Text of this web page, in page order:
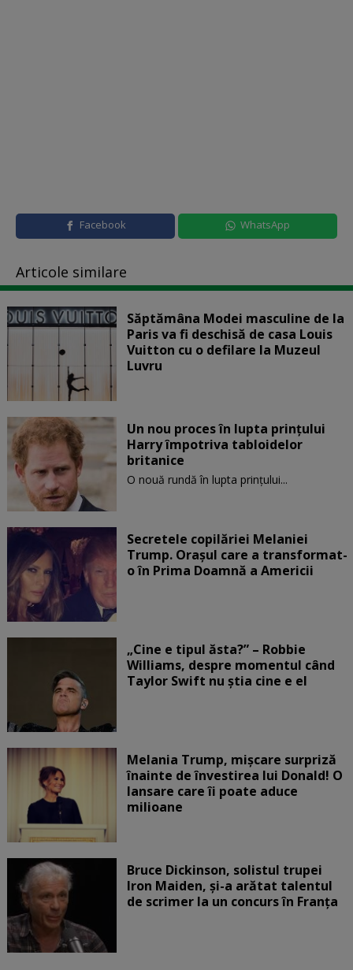
Facebook WhatsApp
Articole similare
Săptămâna Modei masculine de la
Paris va fi deschisă de casa Louis
Vuitton cu o defilare la Muzeul
Luvru
Un nou proces în lupta prinţului
Harry împotriva tabloidelor
britanice
O nouă rundă în lupta prinţului...
Secretele copilăriei Melaniei
Trump. Orașul care a transformat-
o în Prima Doamnă a Americii
„Cine e tipul ăsta?” – Robbie
Williams, despre momentul când
Taylor Swift nu știa cine e el
Melania Trump, mișcare surpriză
înainte de învestirea lui Donald! O
lansare care îi poate aduce
milioane
Bruce Dickinson, solistul trupei
Iron Maiden, şi-a arătat talentul
de scrimer la un concurs în Franţa